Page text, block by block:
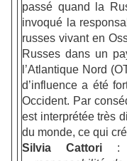
passé quand la
invoqué la
russes vivant en
Russes dans un
l’Atlantique Nord
d’influence a été
Occident. Par
est interprétée très
du monde, ce qui
Silvia Cattori